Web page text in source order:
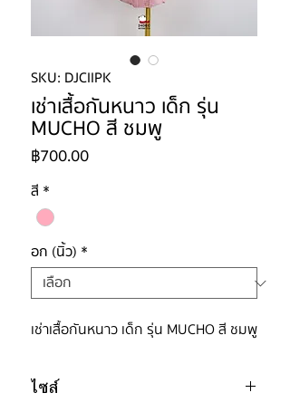
SKU: DJCIIPK
เช่าเสื้อกันหนาว เด็ก รุ่น
MUCHO สี ชมพู
฿700.00ราคา
สี *
อก (นิ้ว) *
เช่าเสื้อกันหนาว เด็ก รุ่น MUCHO สี ชมพู
ไซส์